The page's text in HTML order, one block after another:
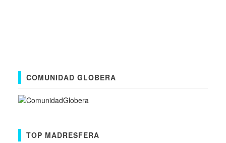
COMUNIDAD GLOBERA
TOP MADRESFERA